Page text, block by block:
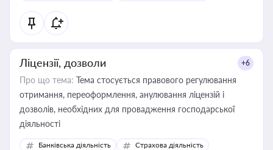
контрагентами
Ліцензії, дозволи +6
Про що тема: Тема стосується правового регулювання
отримання, переоформлення, анулювання ліцензій і
дозволів, необхідних для провадження господарської
діяльності
Банківська діяльність
Страхова діяльність